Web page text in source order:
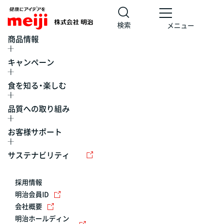
検索 メニュー
商品情報
キャンペーン
食を知る・楽しむ
品質への取り組み
お客様サポート
サステナビリティ
採用情報
明治会員ID
会社概要
明治ホールディン